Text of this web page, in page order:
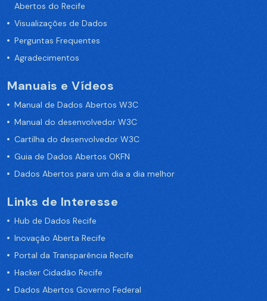
Abertos do Recife
Visualizações de Dados
Perguntas Frequentes
Agradecimentos
Manuais e Vídeos
Manual de Dados Abertos W3C
Manual do desenvolvedor W3C
Cartilha do desenvolvedor W3C
Guia de Dados Abertos OKFN
Dados Abertos para um dia a dia melhor
Links de Interesse
Hub de Dados Recife
Inovação Aberta Recife
Portal da Transparência Recife
Hacker Cidadão Recife
Dados Abertos Governo Federal